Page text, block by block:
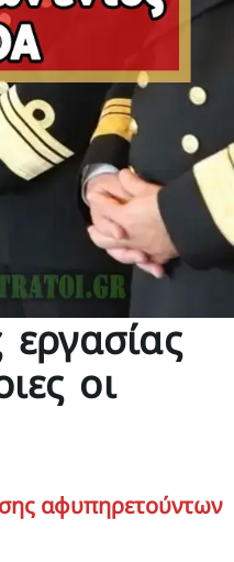
οι
αφυπηρετούντων